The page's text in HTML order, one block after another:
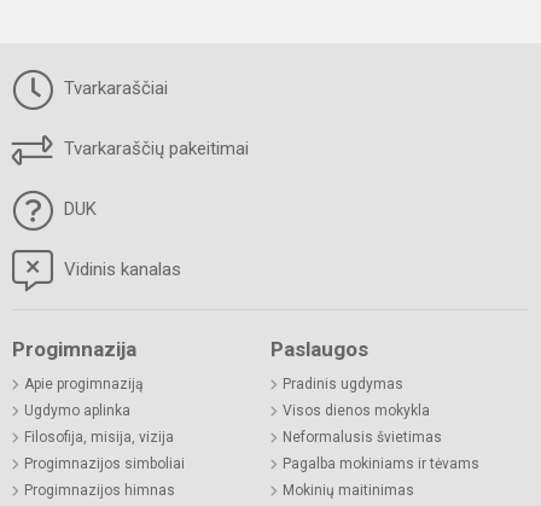
Tvarkaraščiai
Tvarkaraščių pakeitimai
DUK
Vidinis kanalas
Progimnazija
Apie progimnaziją
Ugdymo aplinka
Filosofija, misija, vizija
Progimnazijos simboliai
Progimnazijos himnas
Paslaugos
Pradinis ugdymas
Visos dienos mokykla
Neformalusis švietimas
Pagalba mokiniams ir tėvams
Mokinių maitinimas